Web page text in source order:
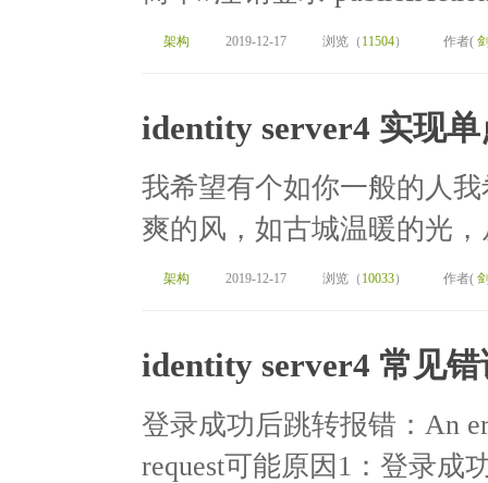
架构 2019-12-17 浏览（ 11504） 作者(
identity server4 实现
我希望有个如你一般的人
爽的风，如古城温暖的光
架构 2019-12-17 浏览（ 10033） 作者(
identity server4 常见错
登录成功后跳转报错：An
request可能原因1：登录成